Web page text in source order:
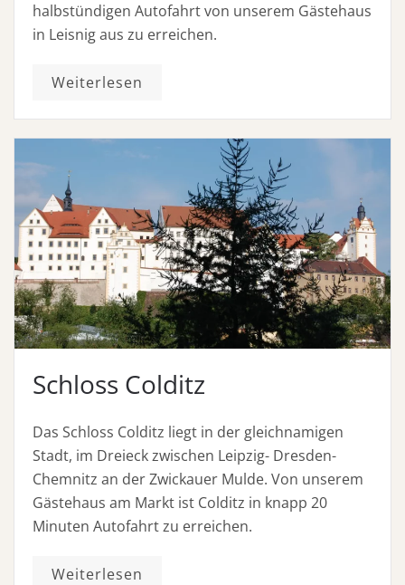
halbstündigen Autofahrt von unserem Gästehaus
in Leisnig aus zu erreichen.
Weiterlesen
Schloss Colditz
Das Schloss Colditz liegt in der gleichnamigen
Stadt, im Dreieck zwischen Leipzig- Dresden-
Chemnitz an der Zwickauer Mulde. Von unserem
Gästehaus am Markt ist Colditz in knapp 20
Minuten Autofahrt zu erreichen.
Weiterlesen